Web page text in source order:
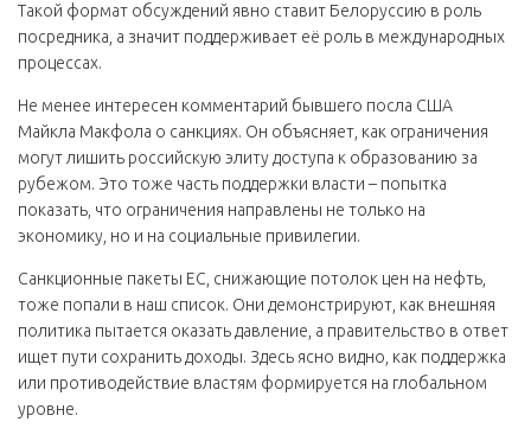
Такой формат обсуждений явно ставит Белоруссию в роль
посредника, а значит поддерживает её роль в международных
процессах.
Не менее интересен комментарий бывшего посла США
Майкла Макфола о санкциях. Он объясняет, как ограничения
могут лишить российскую элиту доступа к образованию за
рубежом. Это тоже часть поддержки власти – попытка
показать, что ограничения направлены не только на
экономику, но и на социальные привилегии.
Санкционные пакеты ЕС, снижающие потолок цен на нефть,
тоже попали в наш список. Они демонстрируют, как внешняя
политика пытается оказать давление, а правительство в ответ
ищет пути сохранить доходы. Здесь ясно видно, как поддержка
или противодействие властям формируется на глобальном
уровне.